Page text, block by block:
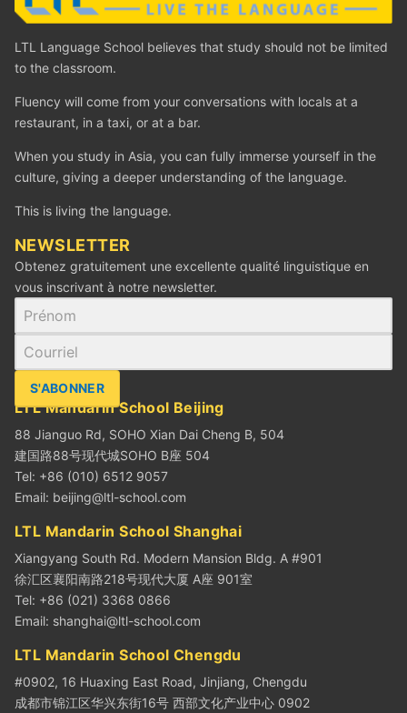
LTL Language School believes that study should not be limited
to the classroom.
Fluency will come from your conversations with locals at a
restaurant, in a taxi, or at a bar.
When you study in Asia, you can fully immerse yourself in the
culture, giving a deeper understanding of the language.
This is living the language.
‪NEWSLETTER
Obtenez gratuitement une excellente qualité linguistique en
vous inscrivant à notre newsletter.
S'ABONNER
LTL Mandarin School Beijing
88 Jianguo Rd, SOHO Xian Dai Cheng B, 504
建国路88号现代城SOHO B座 504
Tel: +86 (010) 6512 9057
Email: beijing@ltl-school.com
LTL Mandarin School Shanghai
Xiangyang South Rd. Modern Mansion Bldg. A #901
徐汇区襄阳南路218号现代大厦 A座 901室
Tel: +86 (021) 3368 0866
Email: shanghai@ltl-school.com
LTL Mandarin School Chengdu
#0902, 16 Huaxing East Road, Jinjiang, Chengdu
成都市锦江区华兴东街16号 西部文化产业中心 0902